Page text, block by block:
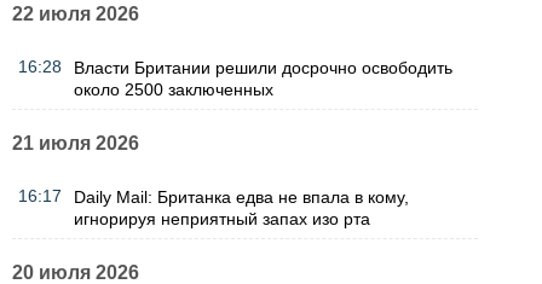
22 июля 2026
16:28
Власти Британии решили досрочно освободить
около 2500 заключенных
21 июля 2026
16:17
Daily Mail: Британка едва не впала в кому,
игнорируя неприятный запах изо рта
20 июля 2026